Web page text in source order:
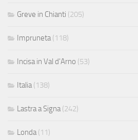
Greve in Chianti (205)
Impruneta(118)
Incisa in Val d'Arno (53)
Italia(138)
Lastra a Signa(242)
Londa(11)